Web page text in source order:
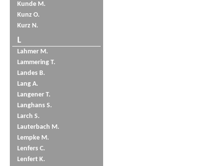
Kunde M.
Kunz O.
Kurz N.
L
Lahmer M.
Lammering T.
Landes B.
Lang A.
Langener T.
Langhans S.
Larch S.
Lauterbach M.
Lempke M.
Lenfers C.
Lenfert K.